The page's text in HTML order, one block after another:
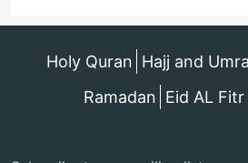
Holy Quran Hajj and
Ramadan Eid AL Fitr